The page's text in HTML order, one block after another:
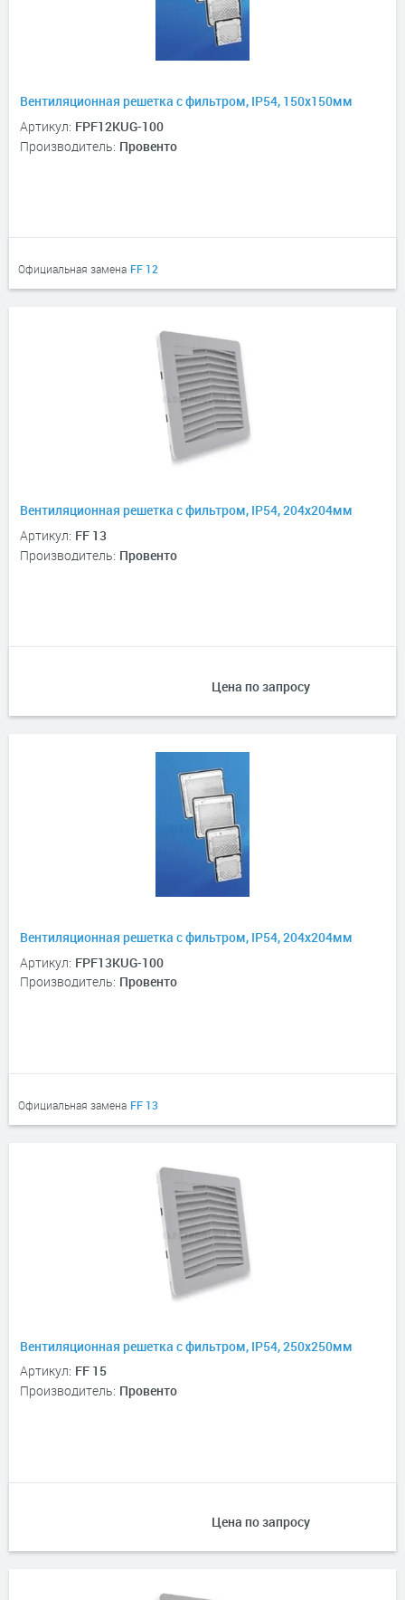
Вентиляционная решетка с фильтром, IP54, 150х150мм
Артикул: FPF12KUG-100
Производитель: Провенто
Официальная замена FF 12
Вентиляционная решетка с фильтром, IP54, 204х204мм
Артикул: FF 13
Производитель: Провенто
Цена по запросу
Вентиляционная решетка с фильтром, IP54, 204х204мм
Артикул: FPF13KUG-100
Производитель: Провенто
Официальная замена FF 13
Вентиляционная решетка с фильтром, IP54, 250х250мм
Артикул: FF 15
Производитель: Провенто
Цена по запросу